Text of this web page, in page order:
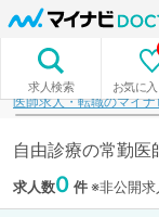
求人検索 お気に
医師求人・転職のマイ
自由診療の常勤医
求人数0 件※非公開求